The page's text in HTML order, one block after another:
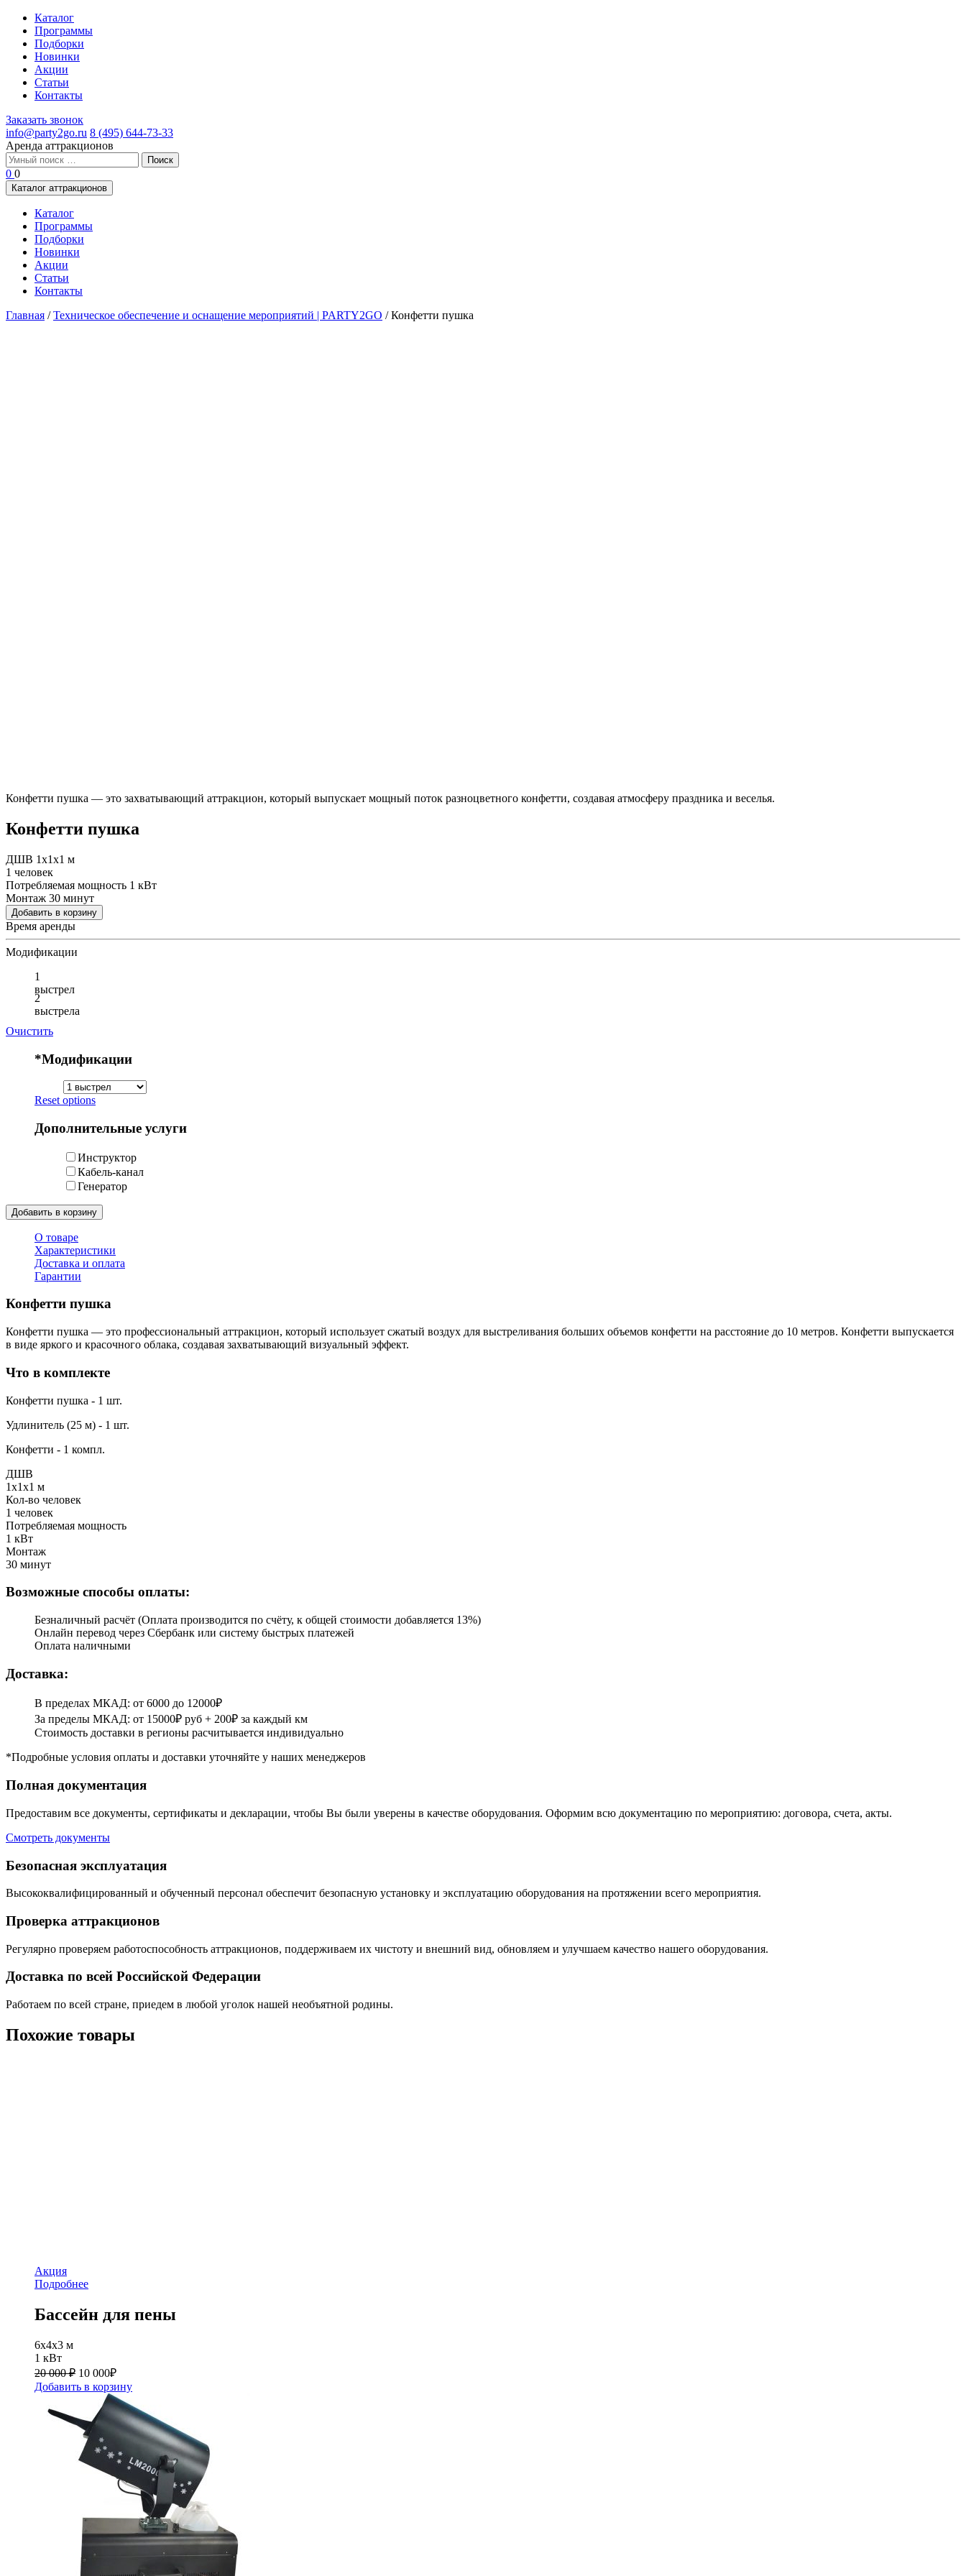
Каталог
Программы
Подборки
Новинки
Акции
Статьи
Контакты
Заказать звонок
info@party2go.ru 8 (495) 644-73-33
Аренда аттракционов
Найти:
0 0
Каталог аттракционов
Каталог
Программы
Подборки
Новинки
Акции
Статьи
Контакты
Главная /Техническое обеспечение и оснащение мероприятий | PARTY2GO /Конфетти пушка
Конфетти пушка — это захватывающий аттракцион, который выпускает мощный поток разноцветного конфетти, создавая атмосферу праздника и веселья.
Конфетти пушка
ДШВ 1х1х1 м
1 человек
Потребляемая мощность 1 кВт
Монтаж 30 минут
Добавить в корзину
Время аренды
Модификации
1
выстрел
2
выстрела
Очистить
*Модификации
Reset options
Дополнительные услуги
Инструктор
Кабель-канал
Генератор
Добавить в корзину
О товаре
Характеристики
Доставка и оплата
Гарантии
Конфетти пушка
Конфетти пушка — это профессиональный аттракцион, который использует сжатый воздух для выстреливания больших объемов конфетти на расстояние до 10 метров. Конфетти выпускается
в виде яркого и красочного облака, создавая захватывающий визуальный эффект.
Что в комплекте
Конфетти пушка - 1 шт.
Удлинитель (25 м) - 1 шт.
Конфетти - 1 компл.
ДШВ
1х1х1 м
Кол-во человек
1 человек
Потребляемая мощность
1 кВт
Монтаж
30 минут
Возможные способы оплаты:
Безналичный расчёт (Оплата производится по счёту, к общей стоимости добавляется 13%)
Онлайн перевод через Сбербанк или систему быстрых платежей
Оплата наличными
Доставка:
В пределах МКАД: от 6000 до 12000₽
За пределы МКАД: от 15000₽ руб + 200₽ за каждый км
Стоимость доставки в регионы расчитывается индивидуально
*Подробные условия оплаты и доставки уточняйте у наших менеджеров
Полная документация
Предоставим все документы, сертификаты и декларации, чтобы Вы были уверены в качестве оборудования. Оформим всю документацию по мероприятию: договора, счета, акты.
Смотреть документы
Безопасная эксплуатация
Высококвалифицированный и обученный персонал обеспечит безопасную установку и эксплуатацию оборудования на протяжении всего мероприятия.
Проверка аттракционов
Регулярно проверяем работоспособность аттракционов, поддерживаем их чистоту и внешний вид, обновляем и улучшаем качество нашего оборудования.
Доставка по всей Российской Федерации
Работаем по всей стране, приедем в любой уголок нашей необъятной родины.
Похожие товары
Акция
Подробнее
Бассейн для пены
6x4x3 м
1 кВт
20 000 ₽ 10 000₽
Добавить в корзину